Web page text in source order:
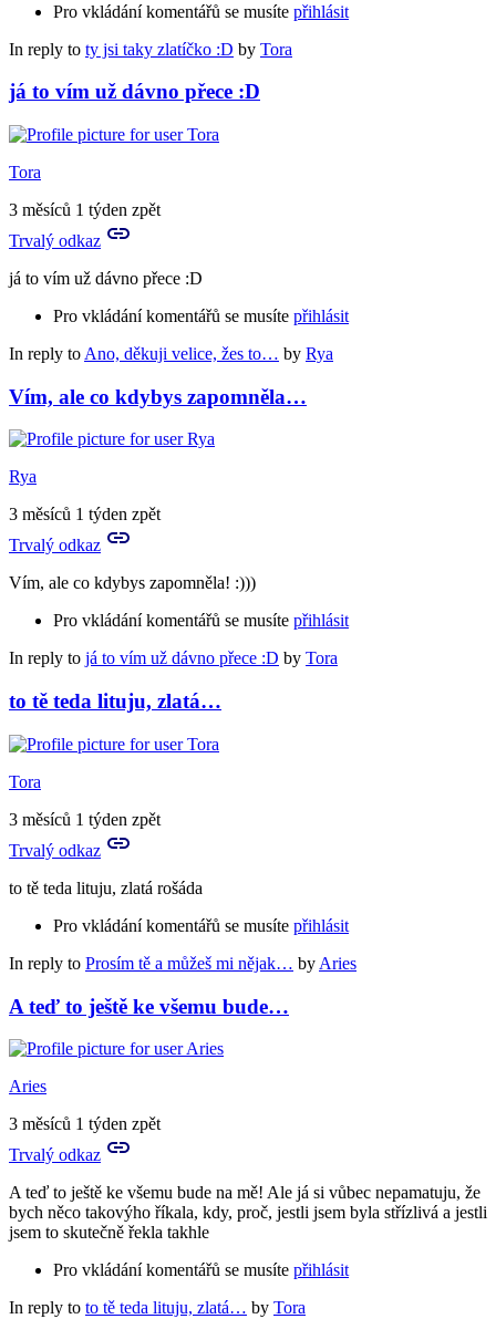
Pro vkládání komentářů se musíte přihlásit
In reply to ty jsi taky zlatíčko :D by Tora
já to vím už dávno přece :D
Tora
3 měsíců 1 týden zpět
Trvalý odkaz
já to vím už dávno přece :D
Pro vkládání komentářů se musíte přihlásit
In reply to Ano, děkuji velice, žes to… by Rya
Vím, ale co kdybys zapomněla…
Rya
3 měsíců 1 týden zpět
Trvalý odkaz
Vím, ale co kdybys zapomněla! :)))
Pro vkládání komentářů se musíte přihlásit
In reply to já to vím už dávno přece :D by Tora
to tě teda lituju, zlatá…
Tora
3 měsíců 1 týden zpět
Trvalý odkaz
to tě teda lituju, zlatá rošáda
Pro vkládání komentářů se musíte přihlásit
In reply to Prosím tě a můžeš mi nějak… by Aries
A teď to ještě ke všemu bude…
Aries
3 měsíců 1 týden zpět
Trvalý odkaz
A teď to ještě ke všemu bude na mě! Ale já si vůbec nepamatuju, že
bych něco takovýho říkala, kdy, proč, jestli jsem byla střízlivá a jestli
jsem to skutečně řekla takhle
Pro vkládání komentářů se musíte přihlásit
In reply to to tě teda lituju, zlatá… by Tora